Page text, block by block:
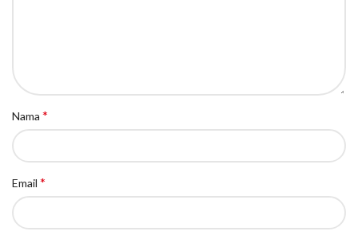
Nama *
Email *